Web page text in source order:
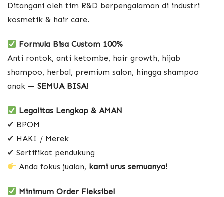
Ditangani oleh tim R&D berpengalaman di industri
kosmetik & hair care.
Formula Bisa Custom 100%
Anti rontok, anti ketombe, hair growth, hijab
shampoo, herbal, premium salon, hingga shampoo
anak — SEMUA BISA!
Legalitas Lengkap & AMAN
✔ BPOM
✔ HAKI / Merek
✔ Sertifikat pendukung
Anda fokus jualan, kami urus semuanya!
Minimum Order Fleksibel